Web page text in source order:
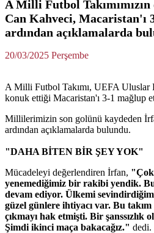
A Milli Futbol
Can Kahveci, Macaristan'ı
ardından açıklamalarda
20/03/2025 Perşembe
A Milli Futbol Takımı, UEFA
konuk ettiği Macaristan'ı 3-1 mağlup
Millilerimizin son golünü kaydeden
ardından açıklamalarda bulundu.
"DAHA BİTEN BİR ŞEY YOK"
Mücadeleyi değerlendiren İrfan,
yenemediğimiz bir rakibi yendik.
devam ediyor. Ülkemi
güzel günlere ihtiyacı var. Bu
çıkmayı hak etmişti. Bir şanssızlık
Şimdi ikinci maça bakacağız." dedi.